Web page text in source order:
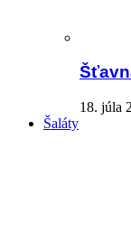
18. júla
Šaláty